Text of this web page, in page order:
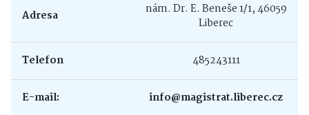
Adresa
nám. Dr. E. Beneše 1/1, 46059
Liberec
Telefon 485243111
E-mail: info@magistrat.liberec.cz